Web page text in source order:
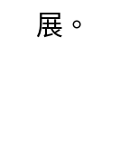
展。